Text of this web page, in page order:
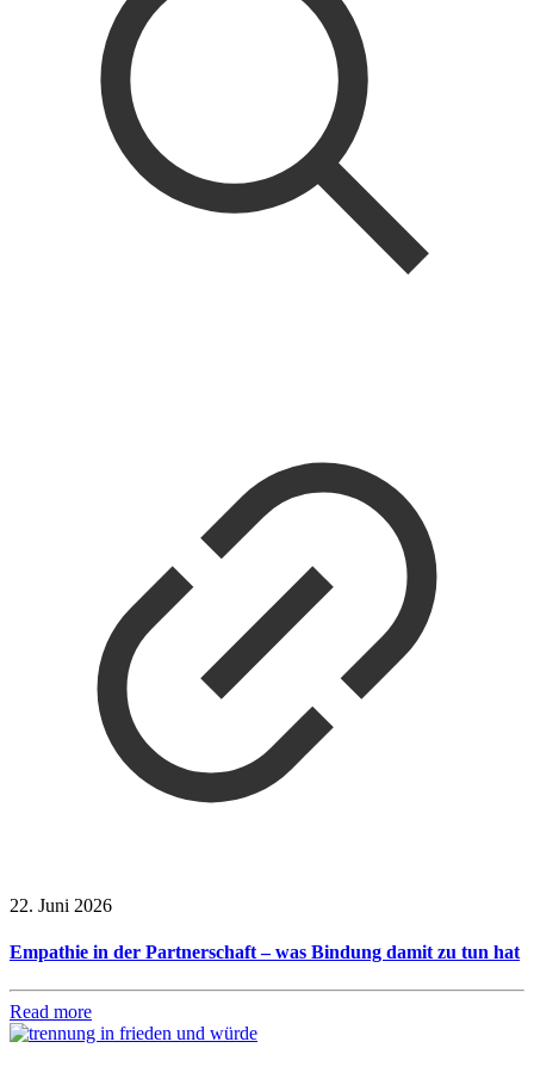
22. Juni 2026
Empathie in der Partnerschaft – was Bindung damit zu tun hat
Read more